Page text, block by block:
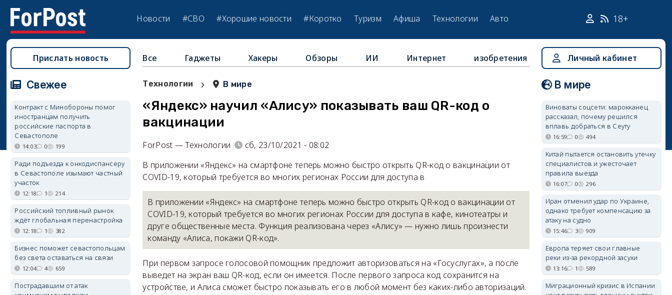
Новости #СВО #Хорошие новости #Коротко Туризм Афиша Технологии Авто 18+
Все Гаджеты Хакеры Обзоры ИИ Интернет изобретения
Технологии › В мире
«Яндекс» научил «Алису» показывать ваш QR-код о
вакцинации
ForPost — Технологии
сб, 23/10/2021 - 08:02
В приложении «Яндекс» на смартфоне теперь можно быстро открыть QR-код о вакцинации от
COVID-19, который требуется во многих регионах России для доступа в
В приложении «Яндекс» на смартфоне теперь можно быстро открыть QR-код о вакцинации от
COVID-19, который требуется во многих регионах России для доступа в кафе, кинотеатры и
друге общественные места. Функция реализована через «Алису» — нужно лишь произнести
команду «Алиса, покажи QR-код».
При первом запросе голосовой помощник предложит авторизоваться на «Госуслугах», а после
выведет на экран ваш QR-код, если он имеется. После первого запроса код сохранится на
устройстве, и Алиса сможет быстро показывать его в любой момент без каких-либо авторизаций.
Прислать новость
Свежее
Контракт с Минобороны помог
иностранцам получить
российские паспорта в
Севастополе
14:03 0 199
Ради подъезда к онкодиспансеру
в Севастополе изымают частный
участок
12:18 1 214
Российский топливный рынок
ждёт глобальная перенастройка
12:18 1 382
Бизнес поможет севастопольцам
без света оставаться на связи
12:04 4 659
Пострадавшим от атак
Личный кабинет
В мире
Виноваты соцсети: марокканец
рассказал, почему решился
вплавь добраться в Сеуту
16:59 0 494
Китай пытается остановить утечку
специалистов и ужесточает
правила выезда
16:07 0 296
Иран отменил удар по Украине,
однако требует компенсацию за
атаку на судно
15:46 3 909
Европа теряет свои главные
реки из-за рекордной засухи
13:16 1 589
Миграционный кризис в Испании